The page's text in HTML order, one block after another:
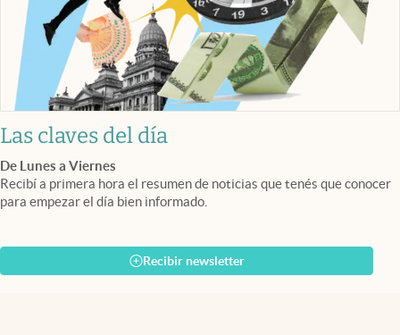
Las claves del día
De Lunes a Viernes
Recibí a primera hora el resumen de noticias que tenés que conocer
para empezar el día bien informado.
Recibir newsletter